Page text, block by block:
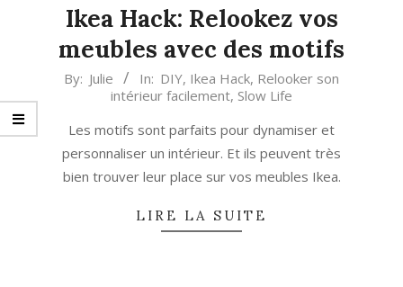
Ikea Hack: Relookez vos
meubles avec des motifs
2023-
By: Julie In: DIY, Ikea Hack, Relooker son
intérieur facilement, Slow Life
Les motifs sont parfaits pour dynamiser et
personnaliser un intérieur. Et ils peuvent très
bien trouver leur place sur vos meubles Ikea.
LIRE LA SUITE